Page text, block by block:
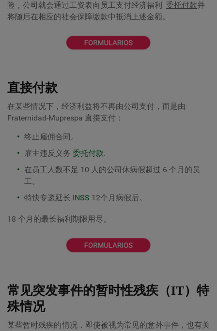
险，公司就会通过工资表向员工支付经济福利 委托付款并
将随后在相应的社会保障缴款中抵消上述金额。
直接付款
在某些情况下，经济利益将不再由公司支付，而是由
Fraternidad-Muprespa 直接支付：
终止雇佣合同。
雇主违反义务 委托付款.
在员工人数不足 10 人的公司休病假超过 6 个月的员
工。
特快专递延长 INSS 12个月病假后。
18 个月的最长福利期限用尽。
常见突发事件的暂时性残疾（IT）特
殊情况
某些暂时残疾的情况，即使被视为常见的意外事件，也有关